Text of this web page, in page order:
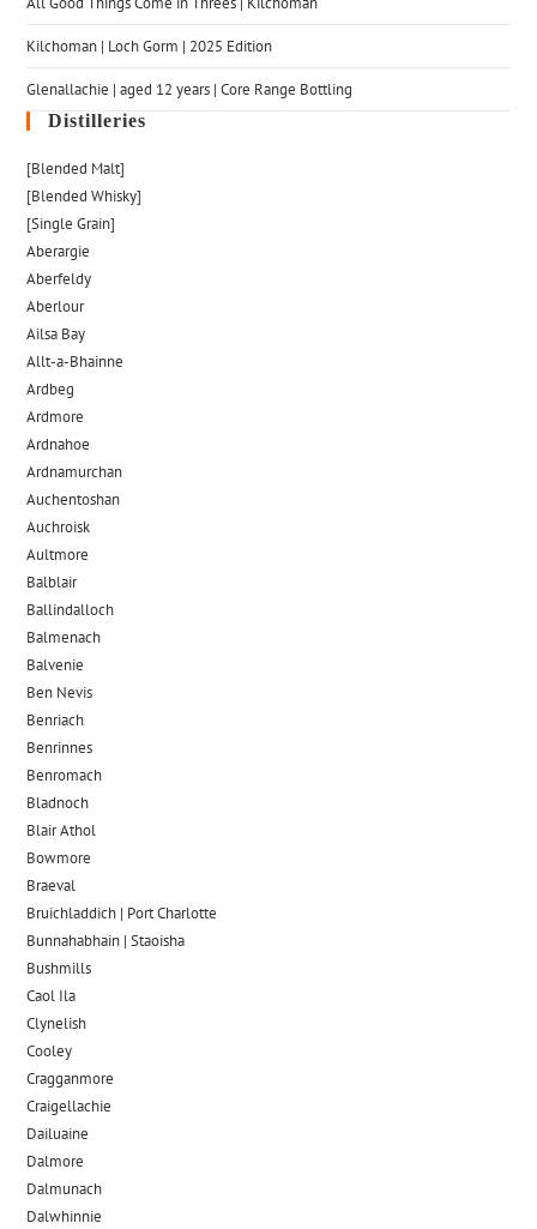
Kilchoman | Loch Gorm​ | 2025 Edition
Glenallachie | aged 12 years | Core Range Bottling
Distilleries
[Blended Malt]
[Blended Whisky]
[Single Grain]
Aberargie
Aberfeldy
Aberlour
Ailsa Bay
Allt-a-Bhainne
Ardbeg
Ardmore
Ardnahoe
Ardnamurchan
Auchentoshan
Auchroisk
Aultmore
Balblair
Ballindalloch
Balmenach
Balvenie
Ben Nevis
Benriach
Benrinnes
Benromach
Bladnoch
Blair Athol
Bowmore
Braeval
Bruichladdich | Port Charlotte
Bunnahabhain | Staoisha
Bushmills
Caol Ila
Clynelish
Cooley
Cragganmore
Craigellachie
Dailuaine
Dalmore​
Dalmunach
Dalwhinnie